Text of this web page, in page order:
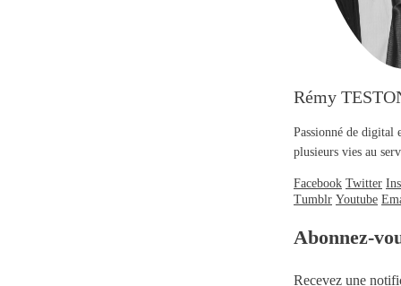
Rémy
Passionné de digital
plusieurs vies au
Facebook Twitter
Tumblr Youtube
Abonnez-
Recevez une